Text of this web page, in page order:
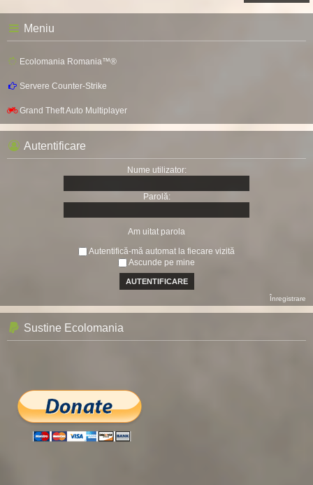
Meniu
Ecolomania Romania™®
Servere Counter-Strike
Grand Theft Auto Multiplayer
Autentificare
Nume utilizator:
Parolă:
Am uitat parola
Autentifică-mă automat la fiecare vizită
Ascunde pe mine
Înregistrare
Sustine Ecolomania